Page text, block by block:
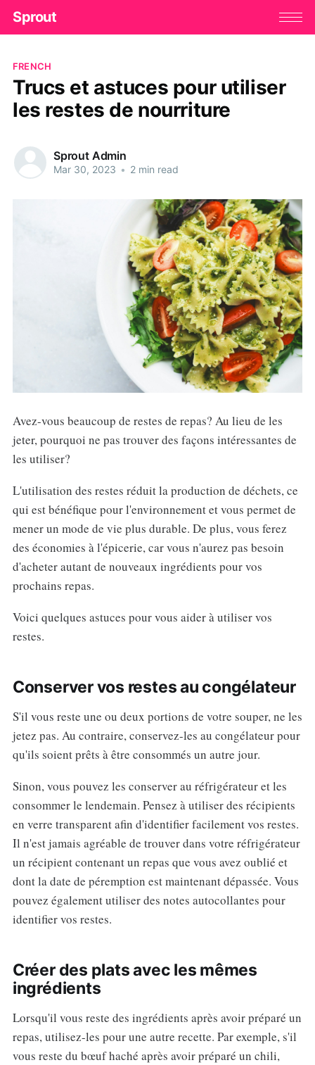
Sprout
FRENCH
Trucs et astuces pour utiliser
les restes de nourriture
Sprout Admin
Mar 30, 2023 • 2 min read
Avez-vous beaucoup de restes de repas? Au lieu de les
jeter, pourquoi ne pas trouver des façons intéressantes de
les utiliser?
L'utilisation des restes réduit la production de déchets, ce
qui est bénéfique pour l'environnement et vous permet de
mener un mode de vie plus durable. De plus, vous ferez
des économies à l'épicerie, car vous n'aurez pas besoin
d'acheter autant de nouveaux ingrédients pour vos
prochains repas.
Voici quelques astuces pour vous aider à utiliser vos
restes.
Conserver vos restes au congélateur
S'il vous reste une ou deux portions de votre souper, ne les
jetez pas. Au contraire, conservez-les au congélateur pour
qu'ils soient prêts à être consommés un autre jour.
Sinon, vous pouvez les conserver au réfrigérateur et les
consommer le lendemain. Pensez à utiliser des récipients
en verre transparent afin d'identifier facilement vos restes.
Il n'est jamais agréable de trouver dans votre réfrigérateur
un récipient contenant un repas que vous avez oublié et
dont la date de péremption est maintenant dépassée. Vous
pouvez également utiliser des notes autocollantes pour
identifier vos restes.
Créer des plats avec les mêmes
ingrédients
Lorsqu'il vous reste des ingrédients après avoir préparé un
repas, utilisez-les pour une autre recette. Par exemple, s'il
vous reste du bœuf haché après avoir préparé un chili,